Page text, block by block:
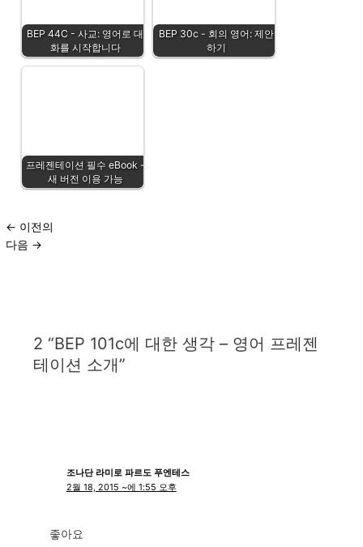
BEP 44C - 사교: 영어로 대
화를 시작합니다
BEP 30c - 회의 영어: 제안
하기
프레젠테이션 필수 eBook -
새 버전 이용 가능
← 이전의
다음 →
2 “BEP 101c에 대한 생각 – 영어 프레젠
테이션 소개”
조나단 라미로 파르도 푸엔테스
2월 18, 2015 ~에 1:55 오후
좋아요